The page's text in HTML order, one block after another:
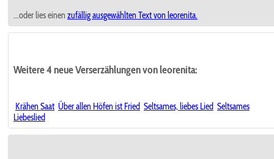
...oder lies einen zufällig ausgewählten Text von leorenita.
Weitere 4 neue Verserzählungen von leorenita:
Krähen Saat Über allen Höfen ist Fried Seltsames, liebes Lied Seltsames
Liebeslied